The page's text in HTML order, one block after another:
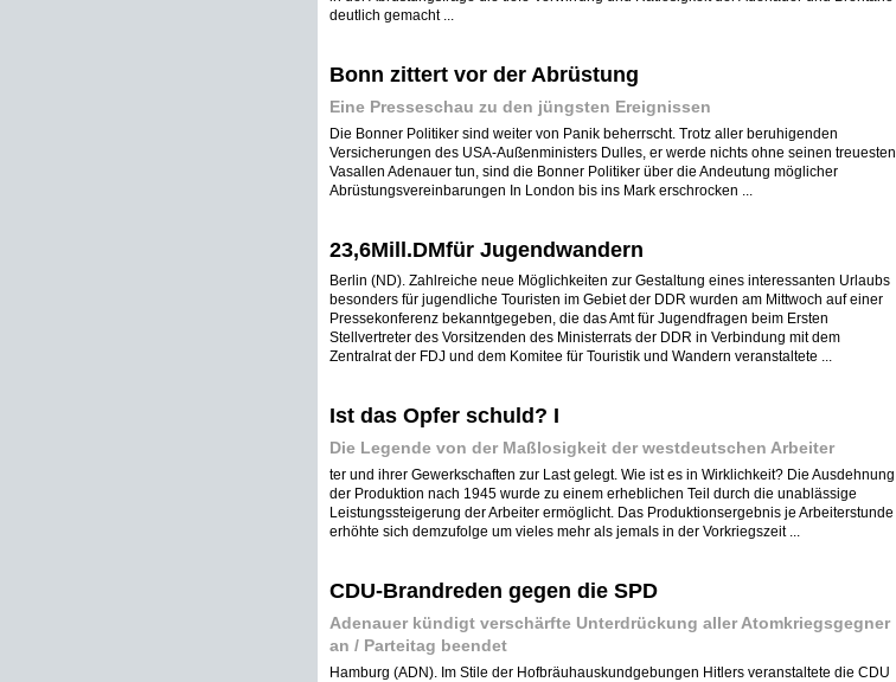
deutlich gemacht ...
Bonn zittert vor der Abrüstung
Eine Presseschau zu den jüngsten Ereignissen
Die Bonner Politiker sind weiter von Panik beherrscht. Trotz aller beruhigenden
Versicherungen des USA-Außenministers Dulles, er werde nichts ohne seinen treuesten
Vasallen Adenauer tun, sind die Bonner Politiker über die Andeutung möglicher
Abrüstungsvereinbarungen In London bis ins Mark erschrocken ...
23,6Mill.DMfür Jugendwandern
Berlin (ND). Zahlreiche neue Möglichkeiten zur Gestaltung eines interessanten Urlaubs
besonders für jugendliche Touristen im Gebiet der DDR wurden am Mittwoch auf einer
Pressekonferenz bekanntgegeben, die das Amt für Jugendfragen beim Ersten
Stellvertreter des Vorsitzenden des Ministerrats der DDR in Verbindung mit dem
Zentralrat der FDJ und dem Komitee für Touristik und Wandern veranstaltete ...
Ist das Opfer schuld? I
Die Legende von der Maßlosigkeit der westdeutschen Arbeiter
ter und ihrer Gewerkschaften zur Last gelegt. Wie ist es in Wirklichkeit? Die Ausdehnung
der Produktion nach 1945 wurde zu einem erheblichen Teil durch die unablässige
Leistungssteigerung der Arbeiter ermöglicht. Das Produktionsergebnis je Arbeiterstunde
erhöhte sich demzufolge um vieles mehr als jemals in der Vorkriegszeit ...
CDU-Brandreden gegen die SPD
Adenauer kündigt verschärfte Unterdrückung aller Atomkriegsgegner
an / Parteitag beendet
Hamburg (ADN). Im Stile der Hofbräuhauskundgebungen Hitlers veranstaltete die CDU